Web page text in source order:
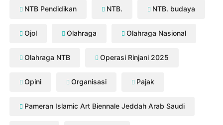
NTB Pendidikan NTB. NTB. budaya
Ojol Olahraga Olahraga Nasional
Olahraga NTB Operasi Rinjani 2025
Opini Organisasi Pajak
Pameran Islamic Art Biennale Jeddah Arab Saudi